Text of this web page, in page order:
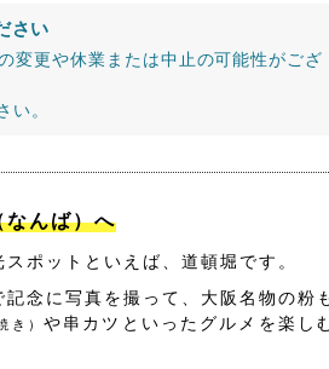
さい
変更や休業または中止の可能性がござ
い。
なんば）へ
ポットといえば、道頓堀です。
記念に写真を撮って、大阪名物の粉
き） や串カツといったグルメを楽し